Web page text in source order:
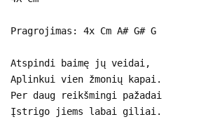
Pragrojimas: 4x Cm A# G# G
Atspindi baimę jų veidai,
Aplinkui vien žmonių kapai.
Per daug reikšmingi pažadai
Įstrigo jiems labai giliai.